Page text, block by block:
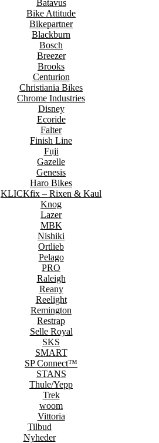
Batavus
Bike Attitude
Bikepartner
Blackburn
Bosch
Breezer
Brooks
Centurion
Christiania Bikes
Chrome Industries
Disney
Ecoride
Falter
Finish Line
Fuji
Gazelle
Genesis
Haro Bikes
KLICKfix – Rixen & Kaul
Knog
Lazer
MBK
Nishiki
Ortlieb
Pelago
PRO
Raleigh
Reany
Reelight
Remington
Restrap
Selle Royal
SKS
SMART
SP Connect™
STANS
Thule/Yepp
Trek
woom
Vittoria
Tilbud
Nyheder